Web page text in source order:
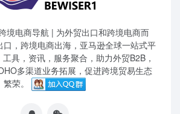
境电商导航 | 为外贸出口和跨境电商而
口，跨境电商出海，亚马逊全球一站式平
具，资讯，服务聚合，助力外贸B2B，
多渠道业务拓展，促进跨境贸易生态
繁荣。